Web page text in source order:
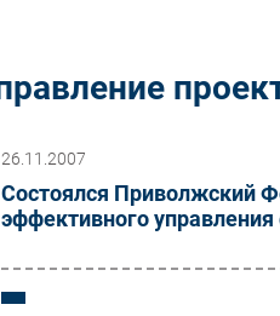
Импорто­замещение
Интернет
Мобильная связь
Фиксированная связь
26.11.2007
Состоялся Приволжский
эффективного